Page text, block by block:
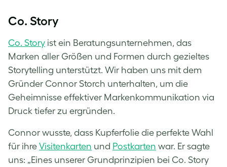
Co. Story
Co. Story ist ein Beratungsunternehmen, das
Marken aller Größen und Formen durch gezieltes
Storytelling unterstützt. Wir haben uns mit dem
Gründer Connor Storch unterhalten, um die
Geheimnisse effektiver Markenkommunikation via
Druck tiefer zu ergründen.
Connor wusste, dass Kupferfolie die perfekte Wahl
für ihre Visitenkarten und Postkarten war. Er sagte
uns: „Eines unserer Grundprinzipien bei Co. Story